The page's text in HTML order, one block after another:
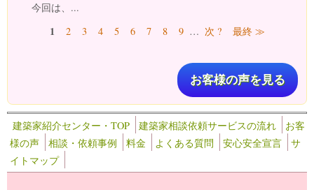
今回は、...
ページ1 2 3 4 5 6 7 8 9 … 次 ? 最終 ≫
お客様の声を見る
建築家紹介センター・TOP 建築家相談依頼サービスの流れ
お客
様の声
相談・依頼事例 料金 よくある質問 安心安全宣言
サ
イトマップ